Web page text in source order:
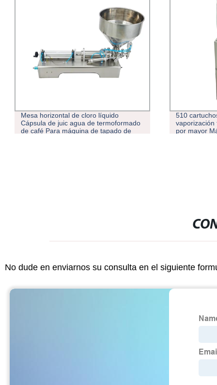
510 cartuchos de lápiz para
vaporización totalmente automáticos al
por mayor Máquinas de tapar a presión
OcityTimes
hora de
Máquina de
No dude en enviarnos su consulta en el siguiente